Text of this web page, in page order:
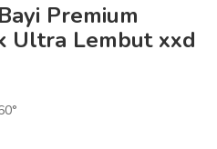
Premium
Ultra Lembut xxd